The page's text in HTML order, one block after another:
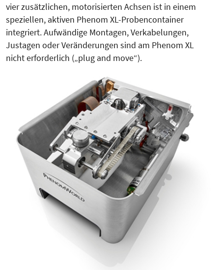
vier zusätzlichen, motorisierten Achsen ist in einem
speziellen, aktiven Phenom XL-Probencontainer
integriert. Aufwändige Montagen, Verkabelungen,
Justagen oder Veränderungen sind am Phenom XL
nicht erforderlich („plug and move“).